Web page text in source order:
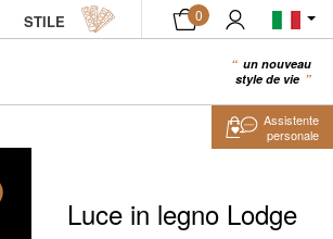
STILE 0
un nouveau
style de vie
Luce in legno Lodge
Assistente
personale